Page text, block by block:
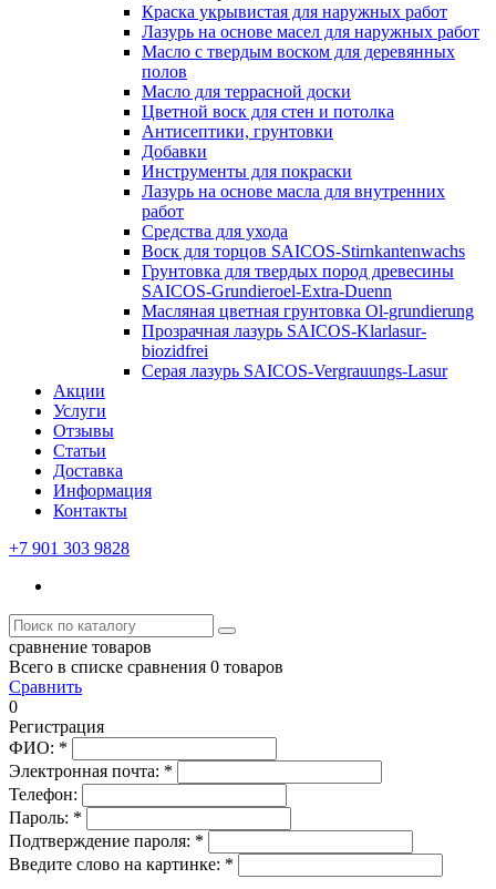
Краска укрывистая для наружных работ
Лазурь на основе масел для наружных работ
Масло с твердым воском для деревянных
полов
Масло для террасной доски
Цветной воск для стен и потолка
Антисептики, грунтовки
Добавки
Инструменты для покраски
Лазурь на основе масла для внутренних
работ
Средства для ухода
Воск для торцов SAICOS-Stirnkantenwachs
Грунтовка для твердых пород древесины
SAICOS-Grundieroel-Extra-Duenn
Масляная цветная грунтовка Ol-grundierung
Прозрачная лазурь SAICOS-Klarlasur-
biozidfrei
Серая лазурь SAICOS-Vergrauungs-Lasur
Акции
Услуги
Отзывы
Статьи
Доставка
Информация
Контакты
+7 901 303 9828
сравнение товаров
Всего в списке сравнения 0 товаров
Сравнить
0
Регистрация
ФИО: *
Электронная почта: *
Телефон:
Пароль: *
Подтверждение пароля: *
Введите слово на картинке: *